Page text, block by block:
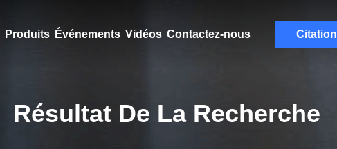
Produits Événements Vidéos Contactez-nous Citation
Résultat De La Recherche